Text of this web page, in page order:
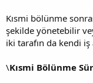
Kısmi bölünme
şekilde yönetebilir
iki tarafın da kendi
\Kısmi Bölünme